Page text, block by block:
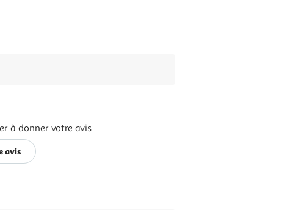
à donner votre avis
avis